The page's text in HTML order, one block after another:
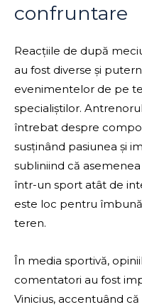
confruntare
Reacțiile de după
au fost diverse și
evenimentelor de pe
specialiștilor.
întrebat despre
susținând pasiunea și
subliniind că
într-un sport atât de
este loc pentru
teren.
În media sportivă,
comentatori au fost
Vinicius, accentuând